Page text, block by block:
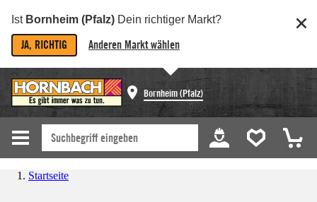
Ist Bornheim (Pfalz) Dein richtiger Markt?
JA, RICHTIG Anderen Markt wählen
Bornheim (Pfalz)
Startseite